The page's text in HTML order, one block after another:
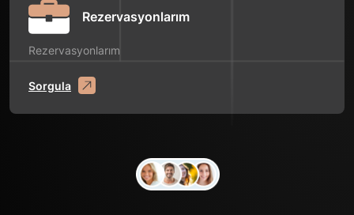
Rezervasyonlarım
Rezervasyonlarım
Sorgula